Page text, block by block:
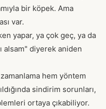
bir köpek. Ama
var.
yapar, ya çok geç, ya da
alsam" diyerek aniden
hem yöntem
sindirim sorunları,
ortaya çıkabiliyor.